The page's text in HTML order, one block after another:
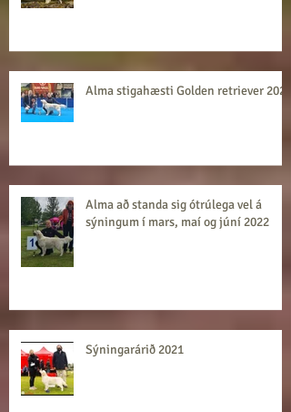
Alma stigahæsti Golden retriever 2022
Alma að standa sig ótrúlega vel á
sýningum í mars, maí og júní 2022
Sýningarárið 2021